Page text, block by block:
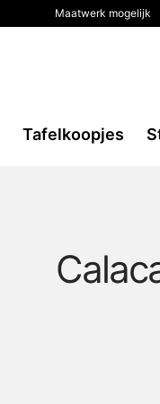
Maatwerk mogelijk
Tafelkoopjes